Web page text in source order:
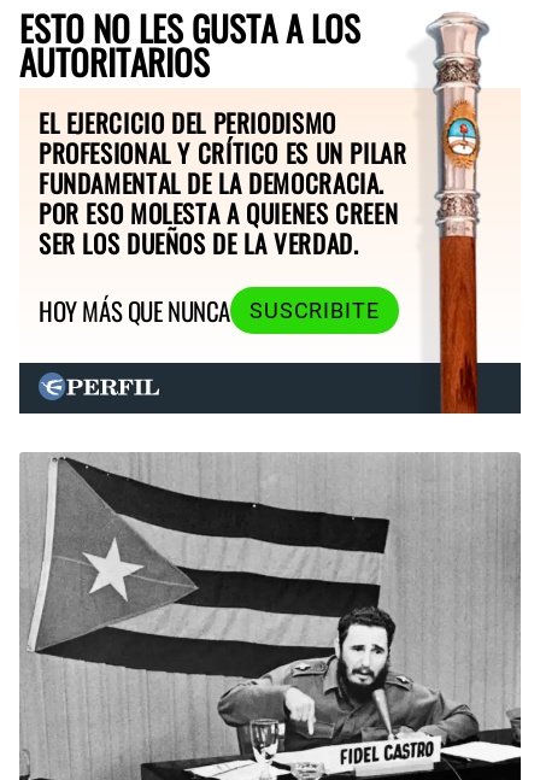
ESTO NO LES GUSTA A LOS
AUTORITARIOS
EL EJERCICIO DEL PERIODISMO
PROFESIONAL Y CRÍTICO ES UN PILAR
FUNDAMENTAL DE LA DEMOCRACIA.
POR ESO MOLESTA A QUIENES CREEN
SER LOS DUEÑOS DE LA VERDAD.
HOY MÁS QUE NUNCA
SUSCRIBITE